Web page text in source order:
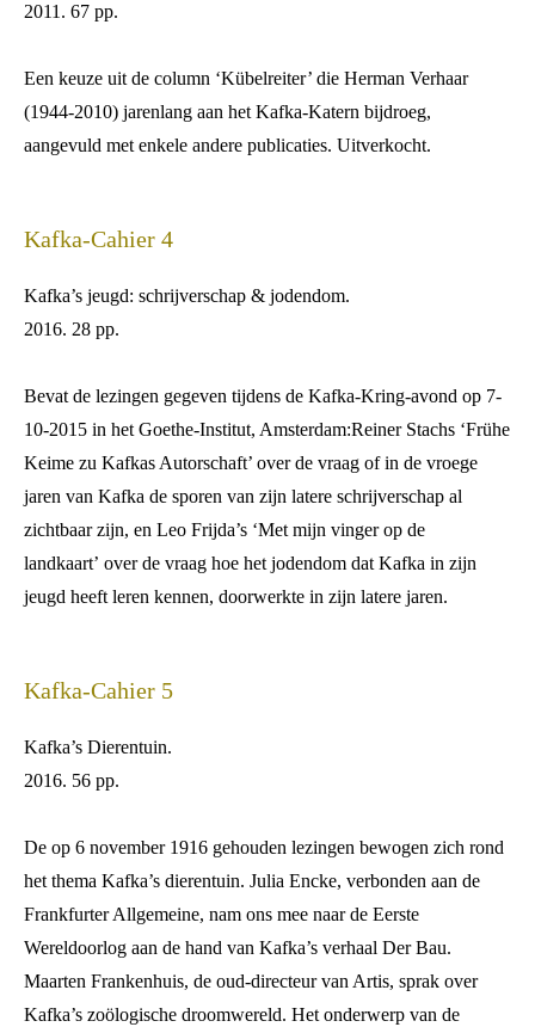
2011. 67 pp.
Een keuze uit de column ‘Kübelreiter’ die Herman Verhaar
(1944-2010) jarenlang aan het Kafka-Katern bijdroeg,
aangevuld met enkele andere publicaties. Uitverkocht.
Kafka-Cahier 4
Kafka’s jeugd: schrijverschap & jodendom.
2016. 28 pp.
Bevat de lezingen gegeven tijdens de Kafka-Kring-avond op 7-
10-2015 in het Goethe-Institut, Amsterdam:Reiner Stachs ‘Frühe
Keime zu Kafkas Autorschaft’ over de vraag of in de vroege
jaren van Kafka de sporen van zijn latere schrijverschap al
zichtbaar zijn, en Leo Frijda’s ‘Met mijn vinger op de
landkaart’ over de vraag hoe het jodendom dat Kafka in zijn
jeugd heeft leren kennen, doorwerkte in zijn latere jaren.
Kafka-Cahier 5
Kafka’s Dierentuin.
2016. 56 pp.
De op 6 november 1916 gehouden lezingen bewogen zich rond
het thema Kafka’s dierentuin. Julia Encke, verbonden aan de
Frankfurter Allgemeine, nam ons mee naar de Eerste
Wereldoorlog aan de hand van Kafka’s verhaal Der Bau.
Maarten Frankenhuis, de oud-directeur van Artis, sprak over
Kafka’s zoölogische droomwereld. Het onderwerp van de